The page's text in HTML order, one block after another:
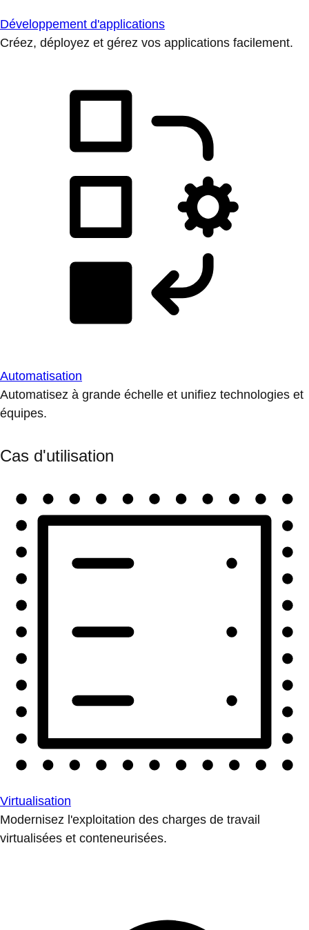
Développement d'applications
Créez, déployez et gérez vos applications facilement.
Automatisation
Automatisez à grande échelle et unifiez technologies et
équipes.
Cas d'utilisation
Virtualisation
Modernisez l'exploitation des charges de travail
virtualisées et conteneurisées.